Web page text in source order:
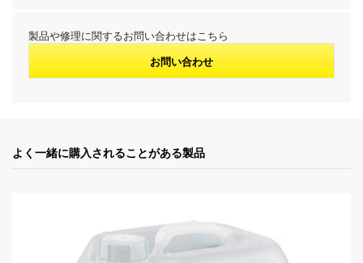
製品や修理に関するお問い合わせはこちら
お問い合わせ
よく一緒に購入されることがある製品